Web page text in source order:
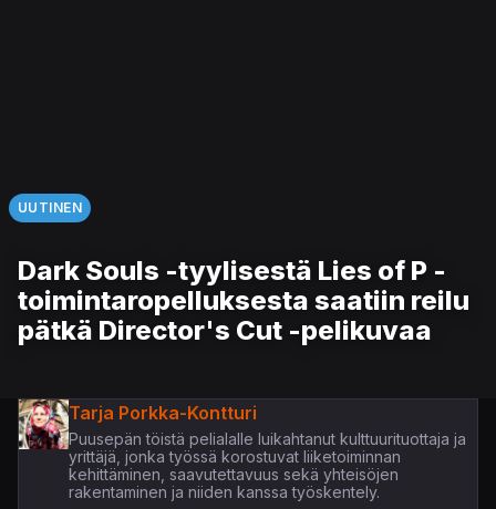
UUTINEN
Dark Souls -tyylisestä Lies of P -
toimintaropelluksesta saatiin reilu
pätkä Director's Cut -pelikuvaa
Tarja Porkka-Kontturi
Puusepän töistä pelialalle luikahtanut kulttuurituottaja ja
yrittäjä, jonka työssä korostuvat liiketoiminnan
kehittäminen, saavutettavuus sekä yhteisöjen
rakentaminen ja niiden kanssa työskentely.